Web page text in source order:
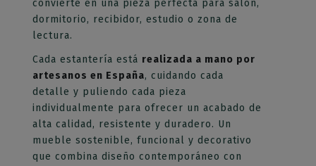
convierte en una pieza perfecta para salón,
dormitorio, recibidor, estudio o zona de
lectura.
Cada estantería está realizada a mano por
artesanos en España, cuidando cada
detalle y puliendo cada pieza
individualmente para ofrecer un acabado de
alta calidad, resistente y duradero. Un
mueble sostenible, funcional y decorativo
que combina diseño contemporáneo con